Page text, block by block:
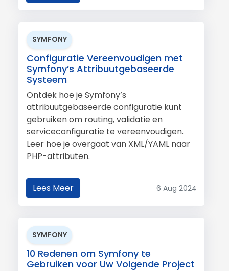
SYMFONY
Configuratie Vereenvoudigen met
Symfony’s Attribuutgebaseerde
Systeem
Ontdek hoe je Symfony’s
attribuutgebaseerde configuratie kunt
gebruiken om routing, validatie en
serviceconfiguratie te vereenvoudigen.
Leer hoe je overgaat van XML/YAML naar
PHP-attributen.
Lees Meer 6 Aug 2024
SYMFONY
10 Redenen om Symfony te
Gebruiken voor Uw Volgende Project